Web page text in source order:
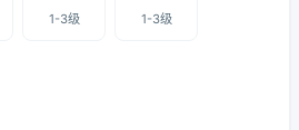
1-3级 1-3级